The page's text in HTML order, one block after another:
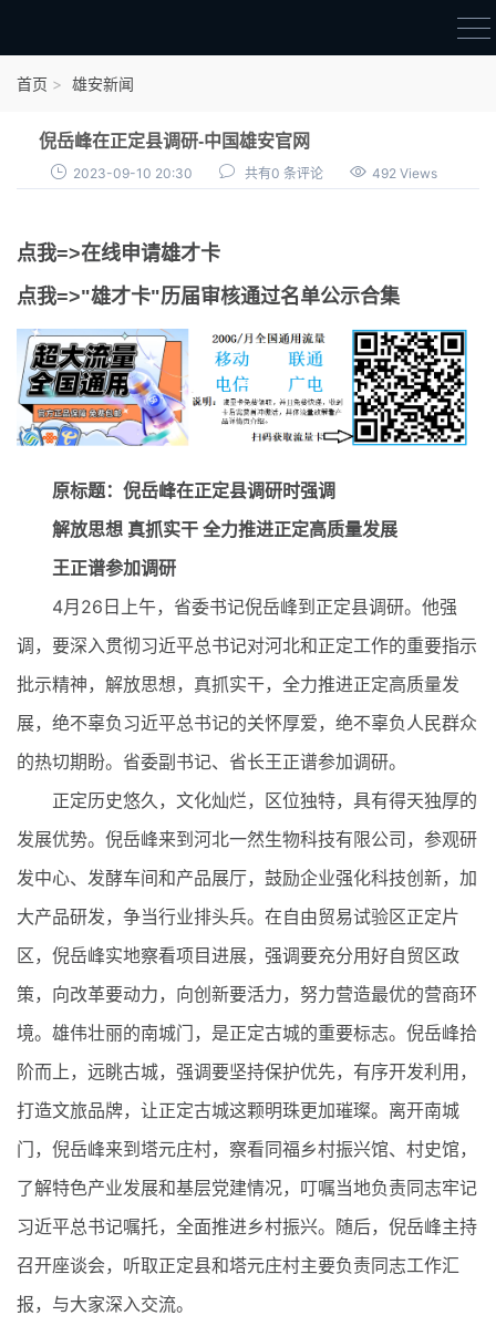
点我申领雄才卡
雄才卡资讯
雄安新闻
首页 雄安新闻
倪岳峰在正定县调研-中国雄安官网
2023-09-10 20:30 共有0 条评论 492 Views
点我=>在线申请雄才卡
点我=>"雄才卡"历届审核通过名单公示合集
原标题：倪岳峰在正定县调研时强调
解放思想 真抓实干 全力推进正定高质量发展
王正谱参加调研
4月26日上午，省委书记倪岳峰到正定县调研。他强
调，要深入贯彻习近平总书记对河北和正定工作的重要指示
批示精神，解放思想，真抓实干，全力推进正定高质量发
展，绝不辜负习近平总书记的关怀厚爱，绝不辜负人民群众
的热切期盼。省委副书记、省长王正谱参加调研。
正定历史悠久，文化灿烂，区位独特，具有得天独厚的
发展优势。倪岳峰来到河北一然生物科技有限公司，参观研
发中心、发酵车间和产品展厅，鼓励企业强化科技创新，加
大产品研发，争当行业排头兵。在自由贸易试验区正定片
区，倪岳峰实地察看项目进展，强调要充分用好自贸区政
策，向改革要动力，向创新要活力，努力营造最优的营商环
境。雄伟壮丽的南城门，是正定古城的重要标志。倪岳峰拾
阶而上，远眺古城，强调要坚持保护优先，有序开发利用，
打造文旅品牌，让正定古城这颗明珠更加璀璨。离开南城
门，倪岳峰来到塔元庄村，察看同福乡村振兴馆、村史馆，
了解特色产业发展和基层党建情况，叮嘱当地负责同志牢记
习近平总书记嘱托，全面推进乡村振兴。随后，倪岳峰主持
召开座谈会，听取正定县和塔元庄村主要负责同志工作汇
报，与大家深入交流。